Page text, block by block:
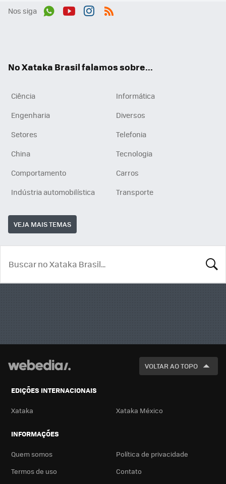
Nos siga
No Xataka Brasil falamos sobre...
Ciência
Informática
Engenharia
Diversos
Setores
Telefonia
China
Tecnologia
Comportamento
Carros
Indústria automobilística
Transporte
VEJA MAIS TEMAS
VOLTAR AO TOPO
EDIÇÕES INTERNACIONAIS
Xataka Xataka México
INFORMAÇÕES
Quem somos
Política de privacidade
Termos de uso
Contato